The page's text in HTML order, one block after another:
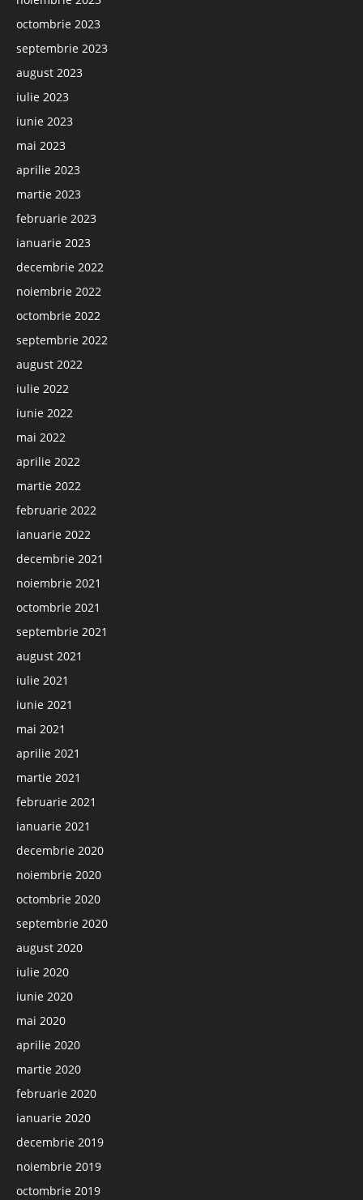
octombrie 2023
septembrie 2023
august 2023
iulie 2023
iunie 2023
mai 2023
aprilie 2023
martie 2023
februarie 2023
ianuarie 2023
decembrie 2022
noiembrie 2022
octombrie 2022
septembrie 2022
august 2022
iulie 2022
iunie 2022
mai 2022
aprilie 2022
martie 2022
februarie 2022
ianuarie 2022
decembrie 2021
noiembrie 2021
octombrie 2021
septembrie 2021
august 2021
iulie 2021
iunie 2021
mai 2021
aprilie 2021
martie 2021
februarie 2021
ianuarie 2021
decembrie 2020
noiembrie 2020
octombrie 2020
septembrie 2020
august 2020
iulie 2020
iunie 2020
mai 2020
aprilie 2020
martie 2020
februarie 2020
ianuarie 2020
decembrie 2019
noiembrie 2019
octombrie 2019